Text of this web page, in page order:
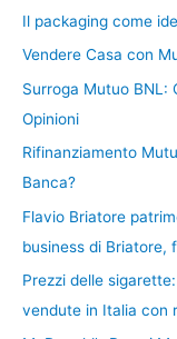
Il packaging come
Vendere Casa con
Surroga Mutuo BNL:
Opinioni
Rifinanziamento
Banca?
Flavio Briatore
business di Briatore,
Prezzi delle
vendute in Italia con